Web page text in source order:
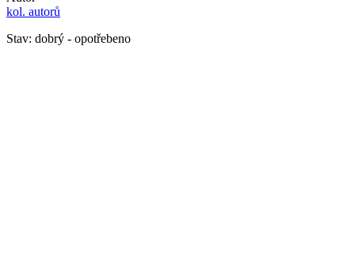
kol. autorů
Stav: dobrý - opotřebeno